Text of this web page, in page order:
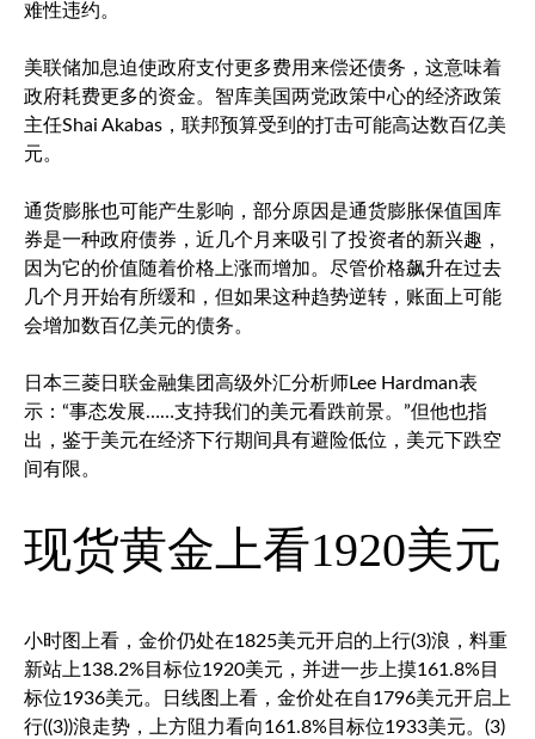
难性违约。
美联储加息迫使政府支付更多费用来偿还债务，这意味着
政府耗费更多的资金。智库美国两党政策中心的经济政策
主任Shai Akabas，联邦预算受到的打击可能高达数百亿美
元。
通货膨胀也可能产生影响，部分原因是通货膨胀保值国库
券是一种政府债券，近几个月来吸引了投资者的新兴趣，
因为它的价值随着价格上涨而增加。尽管价格飙升在过去
几个月开始有所缓和，但如果这种趋势逆转，账面上可能
会增加数百亿美元的债务。
日本三菱日联金融集团高级外汇分析师Lee Hardman表
示：“事态发展……支持我们的美元看跌前景。”但他也指
出，鉴于美元在经济下行期间具有避险低位，美元下跌空
间有限。
现货黄金上看1920美元
小时图上看，金价仍处在1825美元开启的上行(3)浪，料重
新站上138.2%目标位1920美元，并进一步上摸161.8%目
标位1936美元。日线图上看，金价处在自1796美元开启上
行((3))浪走势，上方阻力看向161.8%目标位1933美元。(3)